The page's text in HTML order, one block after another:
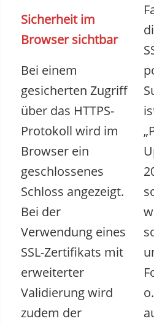
Sicherheit im
Browser sichtbar
Bei einem
gesicherten Zugriff
über das HTTPS-
Protokoll wird im
Browser ein
geschlossenes
Schloss angezeigt.
Bei der
Verwendung eines
SSL-Zertifikats mit
erweiterter
Validierung wird
zudem der